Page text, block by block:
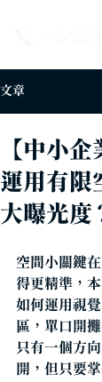
文章
【中小
運用有限
大曝光度
空間小關鍵
得更精準，
如何運用視
區，單口開
只有一個方
開，但只要